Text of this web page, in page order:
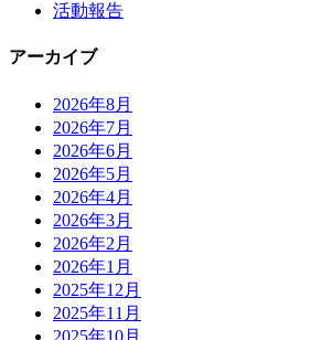
活動報告
アーカイブ
2026年8月
2026年7月
2026年6月
2026年5月
2026年4月
2026年3月
2026年2月
2026年1月
2025年12月
2025年11月
2025年10月